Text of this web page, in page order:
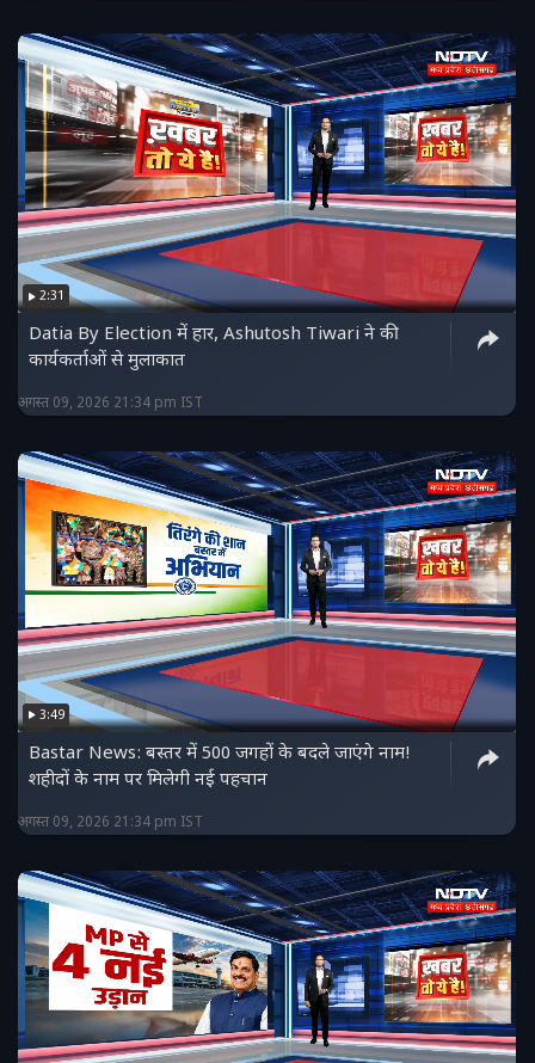
2:31
Datia By Election में हार, Ashutosh Tiwari ने की
कार्यकर्ताओं से मुलाकात
अगस्त 09, 2026 21:34 pm IST
3:49
Bastar News: बस्तर में 500 जगहों के बदले जाएंगे नाम!
शहीदों के नाम पर मिलेगी नई पहचान
अगस्त 09, 2026 21:34 pm IST